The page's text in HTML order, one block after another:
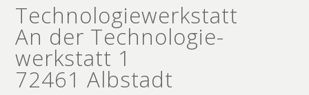
Technologie­werkstatt
An der Technologie­
werkstatt 1
72461 Albstadt